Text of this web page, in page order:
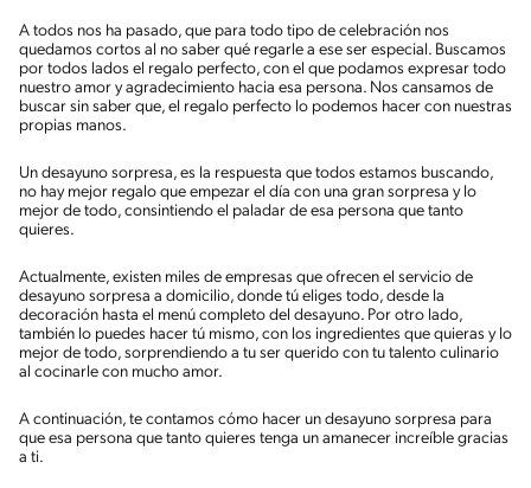
A todos nos ha pasado, que para todo tipo de celebración nos
quedamos cortos al no saber qué regarle a ese ser especial. Buscamos
por todos lados el regalo perfecto, con el que podamos expresar todo
nuestro amor y agradecimiento hacia esa persona. Nos cansamos de
buscar sin saber que, el regalo perfecto lo podemos hacer con nuestras
propias manos.
Un desayuno sorpresa, es la respuesta que todos estamos buscando,
no hay mejor regalo que empezar el día con una gran sorpresa y lo
mejor de todo, consintiendo el paladar de esa persona que tanto
quieres.
Actualmente, existen miles de empresas que ofrecen el servicio de
desayuno sorpresa a domicilio, donde tú eliges todo, desde la
decoración hasta el menú completo del desayuno. Por otro lado,
también lo puedes hacer tú mismo, con los ingredientes que quieras y lo
mejor de todo, sorprendiendo a tu ser querido con tu talento culinario
al cocinarle con mucho amor.
A continuación, te contamos cómo hacer un desayuno sorpresa para
que esa persona que tanto quieres tenga un amanecer increíble gracias
a ti.